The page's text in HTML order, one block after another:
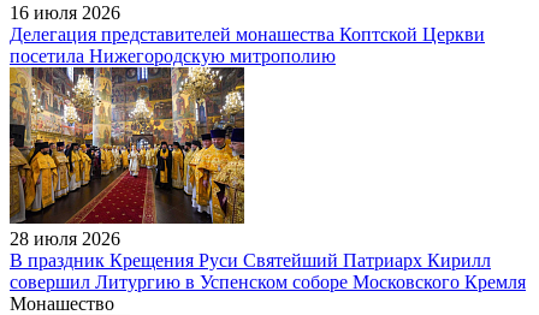
16 июля 2026
Делегация представителей монашества Коптской Церкви
посетила Нижегородскую митрополию
28 июля 2026
В праздник Крещения Руси Святейший Патриарх Кирилл
совершил Литургию в Успенском соборе Московского Кремля
Монашество